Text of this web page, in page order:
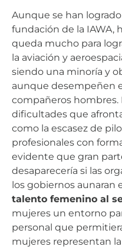
Aunque se han
fundación de la IAWA,
queda mucho para
la aviación y
siendo una minoría y
aunque desempeñen
compañeros hombres.
dificultades que
como la escasez de
profesionales con
evidente que gran
desaparecería si las
los gobiernos aunaran
talento femenino al
mujeres un entorno
personal que
mujeres representan